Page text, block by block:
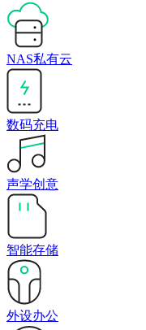
NAS私有云
数码充电
声学创意
智能存储
外设办公